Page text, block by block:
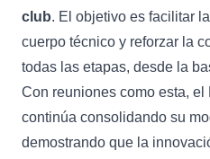
club. El objetivo es facilitar
cuerpo técnico y reforzar la
todas las etapas, desde la
Con reuniones como esta,
continúa consolidando su
demostrando que la